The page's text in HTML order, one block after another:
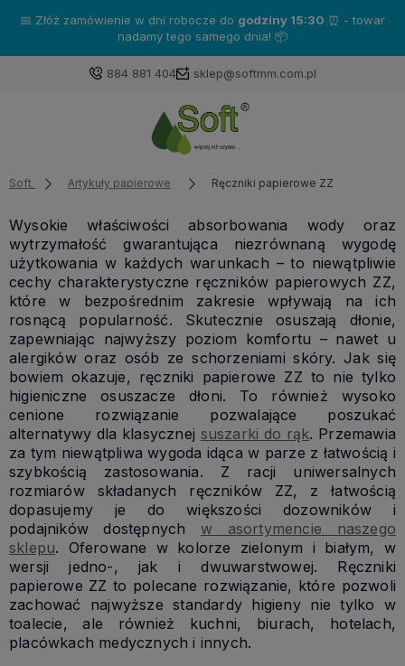
Zakup produkty markiKatrin - a otrzymasz gratisy!❤️
884 881 404 sklep@softmm.com.pl
Soft Artykuły papierowe Ręczniki papierowe ZZ
Wysokie właściwości absorbowania wody oraz
wytrzymałość gwarantująca niezrównaną wygodę
użytkowania w każdych warunkach – to niewątpliwie
cechy charakterystyczne ręczników papierowych ZZ,
które w bezpośrednim zakresie wpływają na ich
rosnącą popularność. Skutecznie osuszają dłonie,
zapewniając najwyższy poziom komfortu – nawet u
alergików oraz osób ze schorzeniami skóry. Jak się
bowiem okazuje, ręczniki papierowe ZZ to nie tylko
higieniczne osuszacze dłoni. To również wysoko
cenione rozwiązanie pozwalające poszukać
alternatywy dla klasycznej suszarki do rąk. Przemawia
za tym niewątpliwa wygoda idąca w parze z łatwością i
szybkością zastosowania. Z racji uniwersalnych
rozmiarów składanych ręczników ZZ, z łatwością
dopasujemy je do większości dozowników i
podajników dostępnych w asortymencie naszego
sklepu. Oferowane w kolorze zielonym i białym, w
wersji jedno-, jak i dwuwarstwowej. Ręczniki
papierowe ZZ to polecane rozwiązanie, które pozwoli
zachować najwyższe standardy higieny nie tylko w
toalecie, ale również kuchni, biurach, hotelach,
placówkach medycznych i innych.